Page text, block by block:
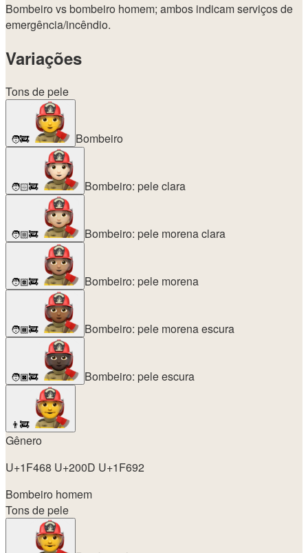
Bombeiro vs bombeiro homem; ambos indicam serviços de
emergência/incêndio.
Variações
Tons de pele
🧑‍🚒 Bombeiro
🧑🏻‍🚒 Bombeiro: pele clara
🧑🏼‍🚒 Bombeiro: pele morena clara
🧑🏽‍🚒 Bombeiro: pele morena
🧑🏾‍🚒 Bombeiro: pele morena escura
🧑🏿‍🚒 Bombeiro: pele escura
👨‍🚒
Gênero
U+1F468 U+200D U+1F692
Bombeiro homem
Tons de pele